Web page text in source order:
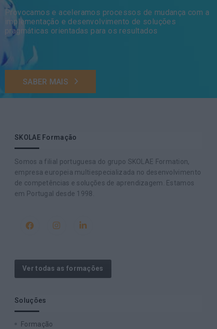
Provocamos e aceleramos processos de mudança com a
implementação e desenvolvimento de soluções
pragmáticas orientadas para os resultados
SABER MAIS
SKOLAE Formação
Somos a filial portuguesa do grupo SKOLAE Formation,
empresa europeia multiespecializada no desenvolvimento
de competências e soluções de aprendizagem. Estamos
em Portugal desde 1998.
Ver todas as formações
Soluções
Formação